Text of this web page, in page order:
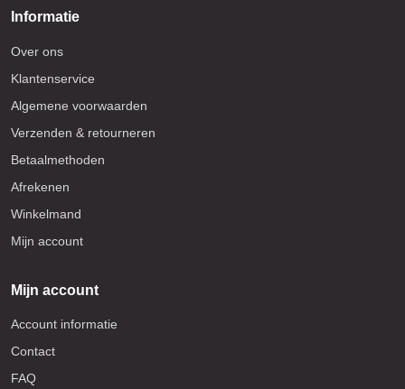
Informatie
Over ons
Klantenservice
Algemene voorwaarden
Verzenden & retourneren
Betaalmethoden
Afrekenen
Winkelmand
Mijn account
Mijn account
Account informatie
Contact
FAQ